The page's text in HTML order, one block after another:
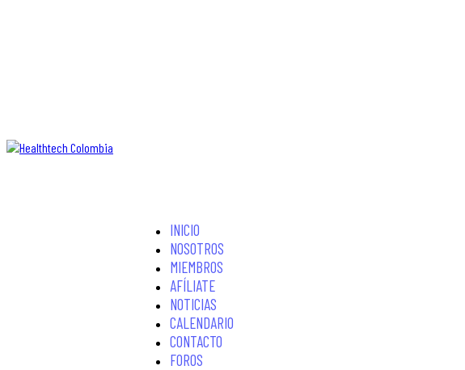
INICIO
NOSOTROS
MIEMBROS
AFÍLIATE
NOTICIAS
CALENDARIO
CONTACTO
FOROS